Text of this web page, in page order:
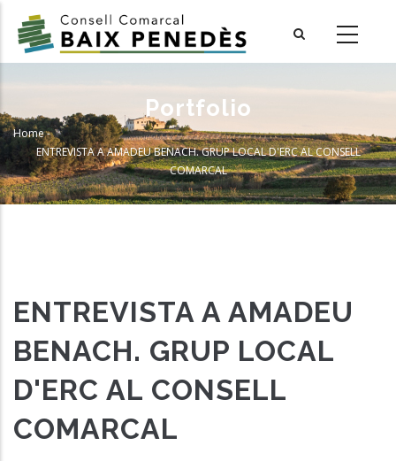
main
Portfolio
Breadcrumb
Home-
ENTREVISTA A AMADEU BENACH. GRUP LOCAL D'ERC AL CONSELL
COMARCAL
ENTREVISTA A AMADEU
BENACH. GRUP LOCAL
D'ERC AL CONSELL
COMARCAL